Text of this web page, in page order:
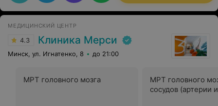
МЕДИЦИНСКИЙ ЦЕНТР
4.3 Клиника Мерси
Минск, ул. Игнатенко, 8 до 21:00
МРТ головного мозга
МРТ головного
сосудов (артерии